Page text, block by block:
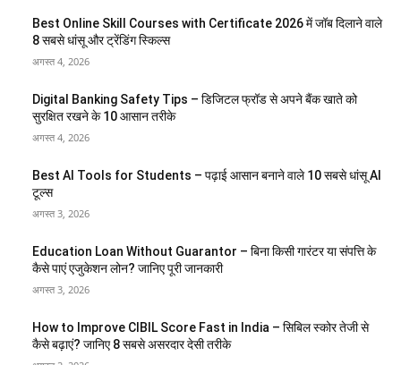
Best Online Skill Courses with Certificate 2026 में जॉब दिलाने वाले
8 सबसे धांसू और ट्रेंडिंग स्किल्स
अगस्त 4, 2026
Digital Banking Safety Tips – डिजिटल फ्रॉड से अपने बैंक खाते को
सुरक्षित रखने के 10 आसान तरीके
अगस्त 4, 2026
Best AI Tools for Students – पढ़ाई आसान बनाने वाले 10 सबसे धांसू AI
टूल्स
अगस्त 3, 2026
Education Loan Without Guarantor – बिना किसी गारंटर या संपत्ति के
कैसे पाएं एजुकेशन लोन? जानिए पूरी जानकारी
अगस्त 3, 2026
How to Improve CIBIL Score Fast in India – सिबिल स्कोर तेजी से
कैसे बढ़ाएं? जानिए 8 सबसे असरदार देसी तरीके